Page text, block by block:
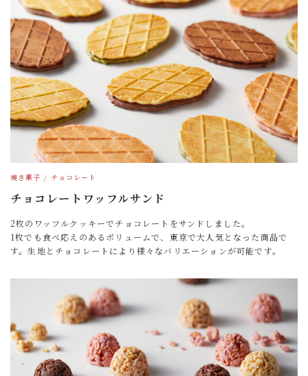
焼き菓子 チョコレート
チョコレートワッフルサンド
2枚のワッフルクッキーでチョコレートをサンドしました。
1枚でも食べ応えのあるボリュームで、東京で大人気となった商品で
す。生地とチョコレートにより様々なバリエーションが可能です。